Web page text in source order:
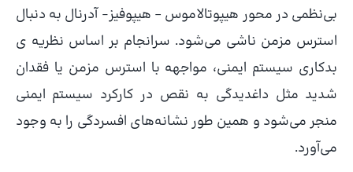
بی‌نظمی در محور هیپوتالاموس – هیپوفیز- آدرنال به دنبال
استرس مزمن ناشی می‌شود. سرانجام بر اساس نظریه ی
بدکاری سیستم ایمنی، مواجهه با استرس مزمن یا فقدان
شدید مثل داغدیدگی به نقص در کارکرد سیستم ایمنی
منجر می‌شود و همین طور نشانه‌های افسردگی را به وجود
می‌آورد.